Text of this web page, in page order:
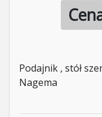
Podajnik , stół
Nagema